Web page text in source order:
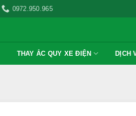
0972.950.965
THAY ẮC QUY XE ĐIỆN DỊCH